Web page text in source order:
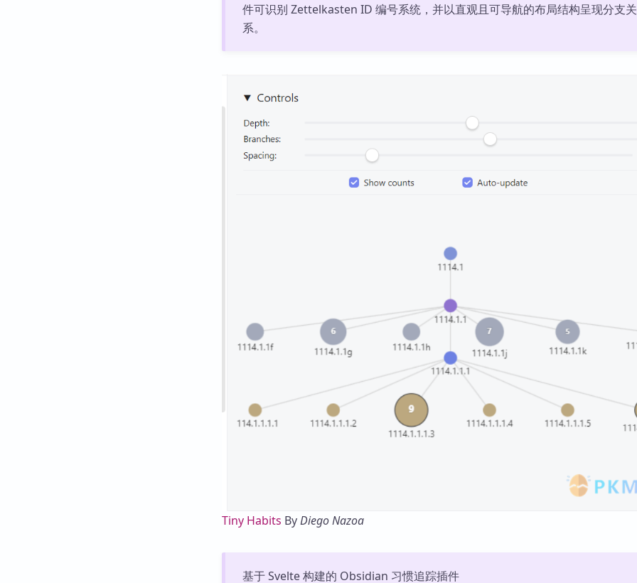
件可识别 Zettelkasten ID 编号系统，并以直观且可导航的布局结构呈现分支
系。
Tiny Habits ByDiego Nazoa
基于 Svelte 构建的 Obsidian 习惯追踪插件